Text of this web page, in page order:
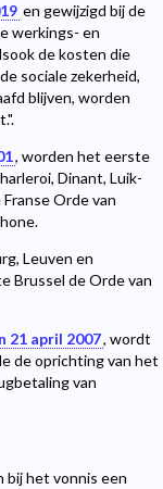
en gewijzigd bij de
werkings- en
de kosten die
sociale zekerheid,
blijven, worden
, worden het eerste
Dinant, Luik-
Orde van
Leuven en
Brussel de Orde van
21 april 2007, wordt
de oprichting van het
van
bij het vonnis een